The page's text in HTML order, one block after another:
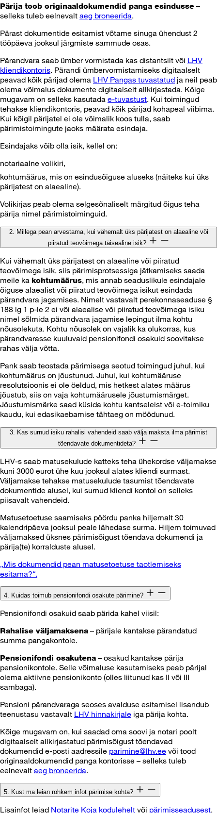
Pärija toob originaaldokumendid panga esindusse –
selleks tuleb eelnevalt aeg broneerida.
Pärast dokumentide esitamist võtame sinuga ühendust 2
tööpäeva jooksul järgmiste sammude osas.
Pärandvara saab ümber vormistada kas distantsilt või LHV
kliendikontoris. Pärandi ümbervormistamiseks digitaalselt
peavad kõik pärijad olema LHV Pangas tuvastatud ja neil peab
olema võimalus dokumente digitaalselt allkirjastada. Kõige
mugavam on selleks kasutada e-tuvastust. Kui toimingud
tehakse kliendikontoris, peavad kõik pärijad kohapeal viibima.
Kui kõigil pärijatel ei ole võimalik koos tulla, saab
pärimistoimingute jaoks määrata esindaja.
Esindajaks võib olla isik, kellel on:
notariaalne volikiri,
kohtumäärus, mis on esindusõiguse aluseks (näiteks kui üks
pärijatest on alaealine).
Volikirjas peab olema selgesõnaliselt märgitud õigus teha
pärija nimel pärimistoiminguid.
2. Millega pean arvestama, kui vähemalt üks pärijatest on alaealine või
piiratud teovõimega täisealine isik?
Kui vähemalt üks pärijatest on alaealine või piiratud
teovõimega isik, siis pärimisprotsessiga jätkamiseks saada
meile ka kohtumäärus, mis annab seaduslikule esindajale
õiguse alaealist või piiratud teovõimega isikut esindada
pärandvara jagamises. Nimelt vastavalt perekonnaseaduse §
188 lg 1 p-le 2 ei või alaealise või piiratud teovõimega isiku
nimel sõlmida pärandvara jagamise lepingut ilma kohtu
nõusolekuta. Kohtu nõusolek on vajalik ka olukorras, kus
pärandvarasse kuuluvaid pensionifondi osakuid soovitakse
rahas välja võtta.
Pank saab teostada pärimisega seotud toimingud juhul, kui
kohtumäärus on jõustunud. Juhul, kui kohtumääruse
resolutsioonis ei ole öeldud, mis hetkest alates määrus
jõustub, siis on vaja kohtumäärusele jõustumismärget.
Jõustumismärke saad küsida kohtu kantseleist või e-toimiku
kaudu, kui edasikaebamise tähtaeg on möödunud.
3. Kas surnud isiku rahalisi vahendeid saab välja maksta ilma pärimist
tõendavate dokumentideta?
LHV-s saab matusekulude katteks teha ühekordse väljamakse
kuni 3000 eurot ühe kuu jooksul alates kliendi surmast.
Väljamakse tehakse matusekulude tasumist tõendavate
dokumentide alusel, kui surnud kliendi kontol on selleks
piisavalt vahendeid.
Matusetoetuse saamiseks pöördu panka hiljemalt 30
kalendripäeva jooksul peale lähedase surma. Hiljem toimuvad
väljamaksed üksnes pärimisõigust tõendava dokumendi ja
pärija(te) korralduste alusel.
„Mis dokumendid pean matusetoetuse taotlemiseks
esitama?“.
4. Kuidas toimub pensionifondi osakute pärimine?
Pensionifondi osakuid saab pärida kahel viisil:
Rahalise väljamaksena – pärijale kantakse pärandatud
summa pangakontole.
Pensionifondi osakutena – osakud kantakse pärija
pensionikontole. Selle võimaluse kasutamiseks peab pärijal
olema aktiivne pensionikonto (olles liitunud kas II või III
sambaga).
Pensioni pärandvaraga seoses avalduse esitamisel lisandub
teenustasu vastavalt LHV hinnakirjale iga pärija kohta.
Kõige mugavam on, kui saadad oma soovi ja notari poolt
digitaalselt allkirjastatud pärimisõigust tõendavad
dokumendid e-posti aadressile parimine@lhv.ee või tood
originaaldokumendid panga kontorisse – selleks tuleb
eelnevalt aeg broneerida.
5. Kust ma leian rohkem infot pärimise kohta?
Lisainfot leiad Notarite Koja kodulehelt või pärimisseadusest.